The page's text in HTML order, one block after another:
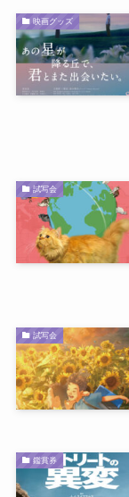
映画グッズ
試写会
試写会
鑑賞券